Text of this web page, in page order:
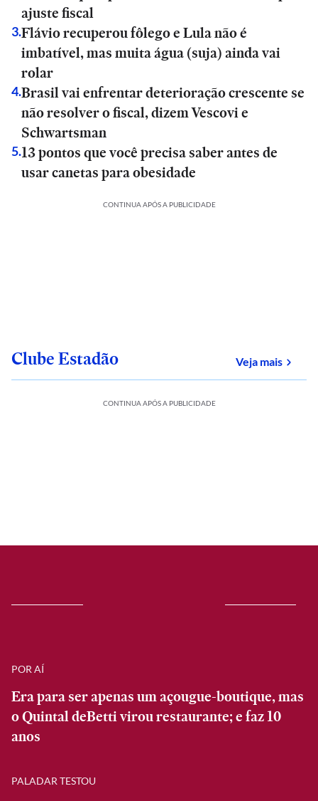
ajuste fiscal
3.Flávio recuperou fôlego e Lula não é
imbatível, mas muita água (suja) ainda vai
rolar
4.Brasil vai enfrentar deterioração crescente se
não resolver o fiscal, dizem Vescovi e
Schwartsman
5.13 pontos que você precisa saber antes de
usar canetas para obesidade
CONTINUA APÓS A PUBLICIDADE
Clube Estadão Veja maissobre
CONTINUA APÓS A PUBLICIDADE
POR AÍ
Era para ser apenas um açougue-boutique, mas
o Quintal deBetti virou restaurante; e faz 10
anos
PALADAR TESTOU